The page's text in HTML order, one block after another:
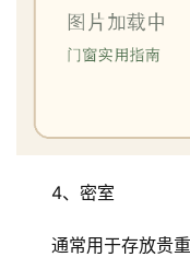
4、密室
通常用于存放贵